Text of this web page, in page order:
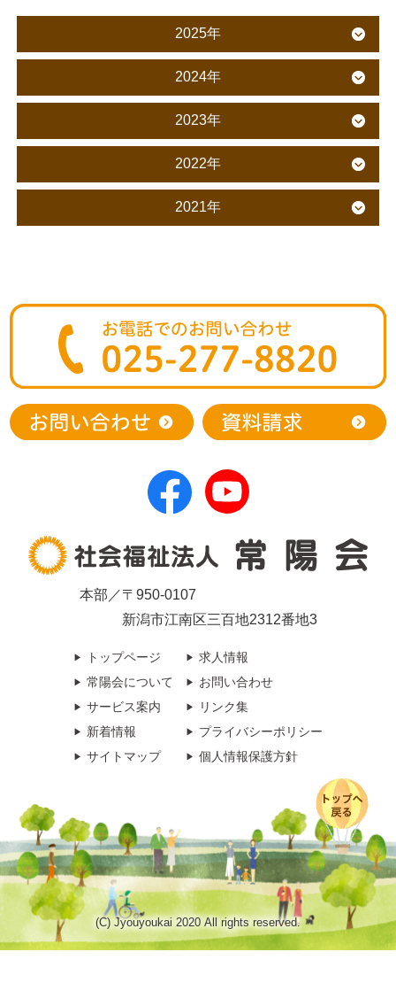
2025年
2024年
2023年
2022年
2021年
本部／〒950-0107
新潟市江南区三百地2312番地3
トップページ
常陽会について
サービス案内
新着情報
サイトマップ
求人情報
お問い合わせ
リンク集
プライバシーポリシー
個人情報保護方針
(C) Jyouyoukai 2020 All rights reserved.